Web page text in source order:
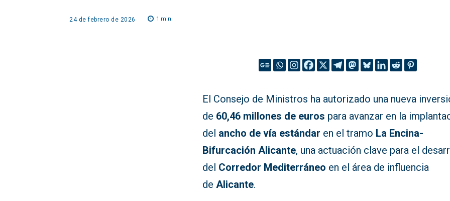
24 de febrero de 2026 1 min.
El Consejo de Ministros ha autorizado una nueva
de 60,46 millones de euros para avanzar en la
del ancho de vía estándar en el tramo La Encina-
Bifurcación Alicante, una actuación clave para el
del Corredor Mediterráneo en el área de influencia
deAlicante.